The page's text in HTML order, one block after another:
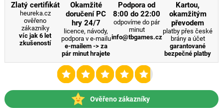
Zlatý certifikát
heureka.cz
ověřeno
zákazníky
víc jak 6 let
zkušeností
Okamžité
doručení PC
hry 24/7
licence, návody,
podpora v e-mailu
e-mailem -> za
pár minut hrajete
Podpora od
8:00 do 22:00
odpovíme do pár
minut
info@tbgames.cz
Kartou,
okamžitým
převodem
platby přes české
brány a účet
garantované
bezpečné platby
Ověřeno zákazníky